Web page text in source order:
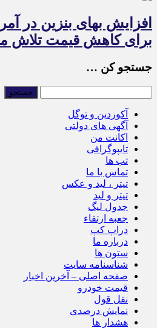
افزایش بهای بنزین در
برای کاهش قیمت تلاش
جستجو کن …
آکوردین و توگل
آگهی های دولتی
اکانت من
تایپوگرافی
تب ها
تماس با ما
تیتر ، لید و عکس
تیتر و لید
جدول لیگ
جعبه ارتقاء
دراپ کپ
درباره ما
ستون ها
شناسنامه سایت
صفحه اصلی – آخرین اخبار
قیمت خودرو
نقل قول
نمایش درصدی
هشدار ها